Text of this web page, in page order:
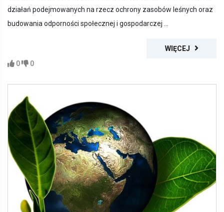
działań podejmowanych na rzecz ochrony zasobów leśnych oraz
budowania odporności społecznej i gospodarczej ...
WIĘCEJ
0
0